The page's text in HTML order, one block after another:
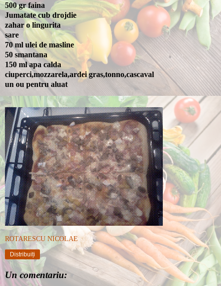
500 gr faina
Jumatate cub drojdie
zahar o lingurita
sare
70 ml ulei de masline
50 smantana
150 ml apa calda
ciuperci,mozzarela,ardei gras,tonno,cascaval
un ou pentru aluat
ROTARESCU NICOLAE
Distribuiți
Un comentariu: